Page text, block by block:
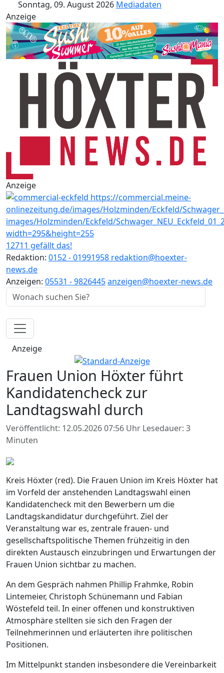
Sonntag, 09. August 2026 Mediadaten
Anzeige
Anzeige
12711 gefällt das!
Redaktion: 0152 - 01991958 redaktion@hoexter-
news.de
Anzeigen: 05531 - 9826445anzeigen@hoexter-news.de
Anzeige
Frauen Union Höxter führt
Kandidatencheck zur
Landtagswahl durch
Veröffentlicht: 12.05.2026 07:56 Uhr Lesedauer: 3
Minuten
Kreis Höxter (red). Die Frauen Union im Kreis Höxter hat
im Vorfeld der anstehenden Landtagswahl einen
Kandidatencheck mit den Bewerbern um die
Landtagskandidatur durchgeführt. Ziel der
Veranstaltung war es, zentrale frauen- und
gesellschaftspolitische Themen frühzeitig in den
direkten Austausch einzubringen und Erwartungen der
Frauen Union sichtbar zu machen.
An dem Gespräch nahmen Phillip Frahmke, Robin
Lintemeier, Christoph Schünemann und Fabian
Wöstefeld teil. In einer offenen und konstruktiven
Atmosphäre stellten sie sich den Fragen der
Teilnehmerinnen und erläuterten ihre politischen
Positionen.
Im Mittelpunkt standen insbesondere die Vereinbarkeit